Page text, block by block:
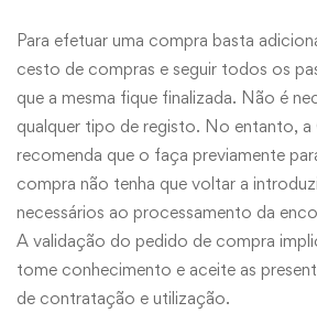
Para efetuar uma compra basta
cesto de compras e seguir todos os
que a mesma fique finalizada. Não é
qualquer tipo de registo. No entanto, a
recomenda que o faça previamente
compra não tenha que voltar a
necessários ao processamento da
A validação do pedido de compra
tome conhecimento e aceite as
de contratação e utilização.